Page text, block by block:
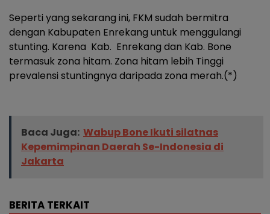
Seperti yang sekarang ini, FKM sudah bermitra
dengan Kabupaten Enrekang untuk menggulangi
stunting. Karena Kab. Enrekang dan Kab. Bone
termasuk zona hitam. Zona hitam lebih Tinggi
prevalensi stuntingnya daripada zona merah.(*)
Baca Juga: Wabup Bone Ikuti silatnas
Kepemimpinan Daerah Se-Indonesia di
Jakarta
BERITA TERKAIT